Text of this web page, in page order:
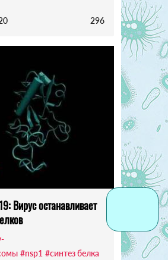
296
Вирус останавливает
#nsp1 #синтез белка